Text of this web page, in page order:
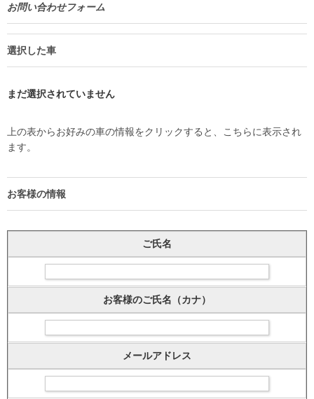
お問い合わせフォーム
選択した車
まだ選択されていません
上の表からお好みの車の情報をクリックすると、こちらに表示され
ます。
お客様の情報
ご氏名
お客様のご氏名（カナ）
メールアドレス